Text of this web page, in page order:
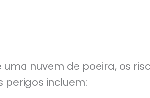
nuvem de poeira, os
perigos incluem: